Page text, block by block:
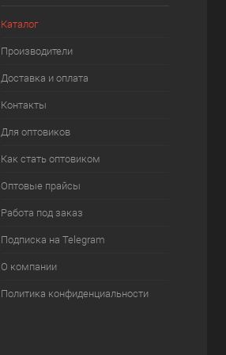
Каталог
Производители
Доставка и оплата
Контакты
Для оптовиков
Как стать оптовиком
Оптовые прайсы
Работа под заказ
Подписка на Telegram
О компании
Политика конфиденциальности